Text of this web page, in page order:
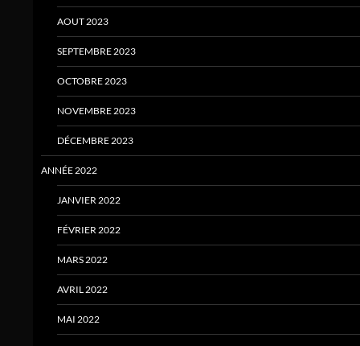
AOUT 2023
SEPTEMBRE 2023
OCTOBRE 2023
NOVEMBRE 2023
DÉCEMBRE 2023
ANNÉE 2022
JANVIER 2022
FÉVRIER 2022
MARS 2022
AVRIL 2022
MAI 2022